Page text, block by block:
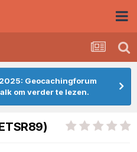
Geocachingforum
om verder te lezen.